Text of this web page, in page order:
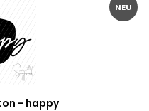
NEU
- happy